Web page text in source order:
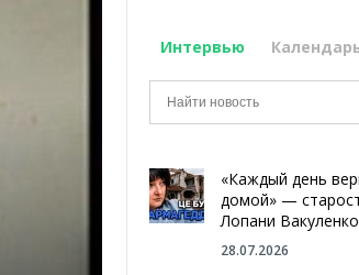
Интервью
«Каждый день
домой» —
Лопани Вакуленко
28.07.2026